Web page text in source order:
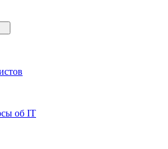
об IT